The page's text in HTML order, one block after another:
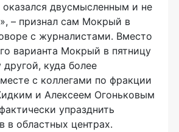
оказался двусмысленным и не
– признал сам Мокрый в
с журналистами. Вместо
варианта Мокрый в пятницу
куда более
с коллегами по фракции
и Алексеем Огоньковым
упразднить
в областных центрах.